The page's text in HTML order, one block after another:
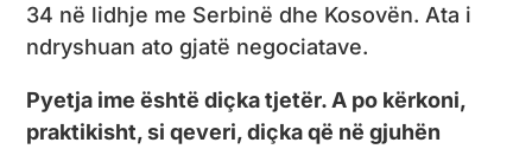
34 në lidhje me Serbinë dhe Kosovën. Ata i
ndryshuan ato gjatë negociatave.
Pyetja ime është diçka tjetër. A po kërkoni,
praktikisht, si qeveri, diçka që në gjuhën